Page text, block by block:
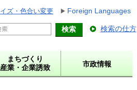
ズ・色合い変更 Foreign Languages
検索の仕方
まちづくり
産業・企業誘致
市政情報